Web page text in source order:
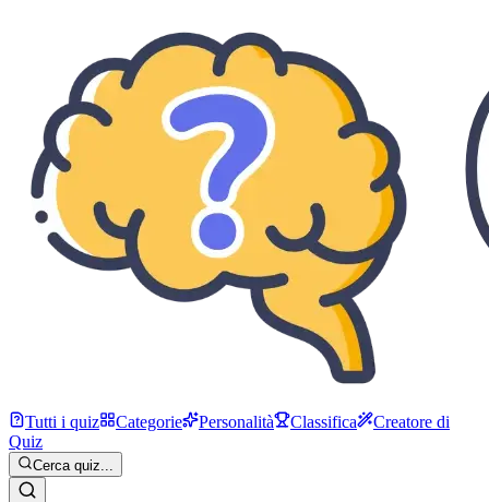
Tutti i quiz Categorie Personalità Classifica
Creatore di
Quiz
Cerca quiz...